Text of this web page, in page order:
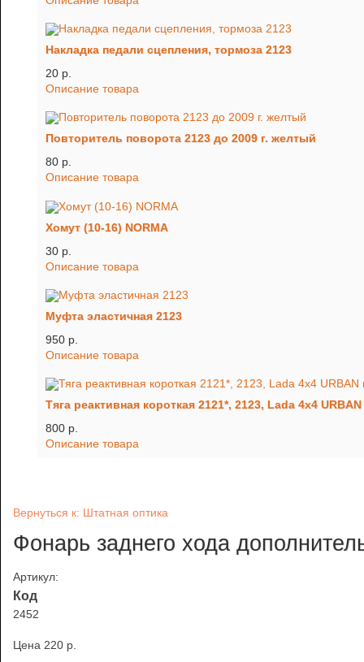
Накладка педали сцепления, тормоза 2123
20 p.
Описание товара
Повторитель поворота 2123 до 2009 г. желтый
80 p.
Описание товара
Хомут (10-16) NORMA
30 p.
Описание товара
Муфта эластичная 2123
950 p.
Описание товара
Тяга реактивная короткая 2121*, 2123, Lada 4x4
800 p.
Описание товара
Вернуться к: Штатная оптика
Фонарь заднего хода
Артикул:
Код
2452
Цена 220 p.